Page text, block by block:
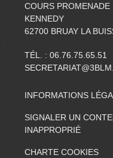
COURS PROMENADE
KENNEDY
62700 BRUAY LA
TÉL. : 06.76.75.65.51
INFORMATIONS
SIGNALER UN
INAPPROPRIÉ
CHARTE COOKIES